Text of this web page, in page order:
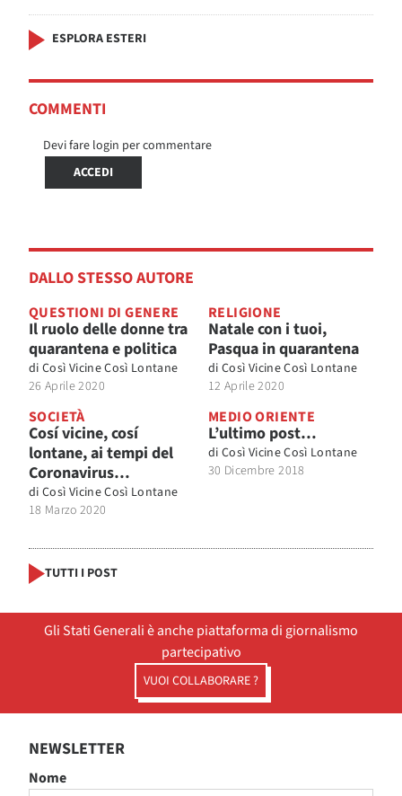
ESPLORA ESTERI
COMMENTI
Devi fare login per commentare
ACCEDI
DALLO STESSO AUTORE
QUESTIONI DI GENERE
Il ruolo delle donne tra
quarantena e politica
di Così Vicine Così Lontane
26 Aprile 2020
RELIGIONE
Natale con i tuoi,
Pasqua in quarantena
di Così Vicine Così Lontane
12 Aprile 2020
SOCIETÀ
Cosí vicine, cosí
lontane, ai tempi del
Coronavirus…
di Così Vicine Così Lontane
18 Marzo 2020
MEDIO ORIENTE
L’ultimo post…
di Così Vicine Così Lontane
30 Dicembre 2018
TUTTI I POST
Gli Stati Generali è anche piattaforma di giornalismo
partecipativo
VUOI COLLABORARE ?
NEWSLETTER
Nome